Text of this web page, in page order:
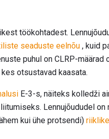
töökohtadest.
seaduste eelnõu , kuid
puhul on CLRP-määrad
otsustavad kaasata.
E-3-s, näiteks kolledži
Lennujõududel on
kui ühe protsendi) riiklike